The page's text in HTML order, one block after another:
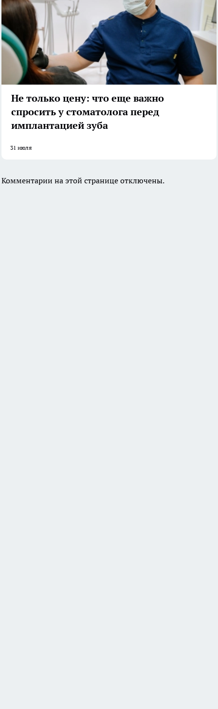
Не только цену: что еще важно
спросить у стоматолога перед
имплантацией зуба
31 июля
Комментарии на этой странице отключены.